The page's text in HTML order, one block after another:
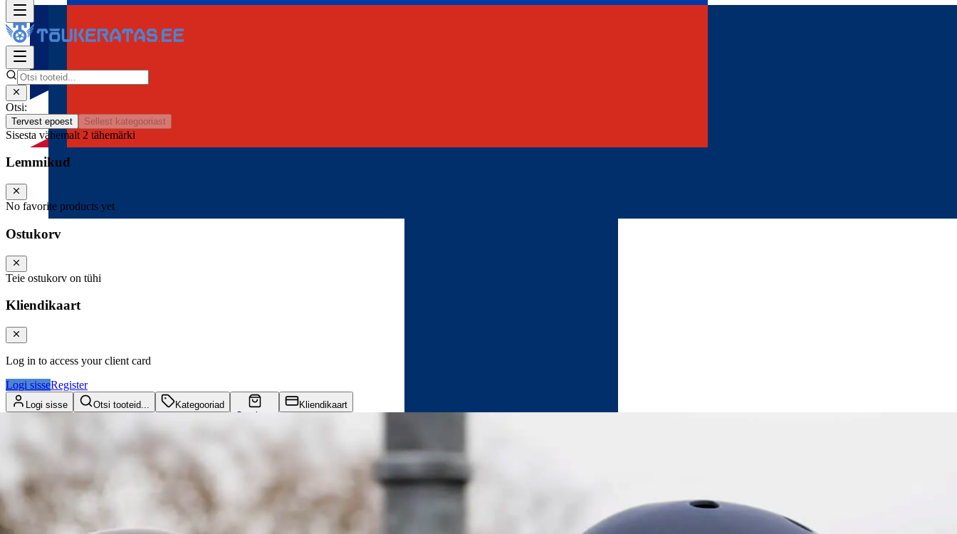
Otsi:
Tervest epoest Sellest kategooriast
Sisesta vähemalt 2 tähemärki
Lemmikud
No favorite products yet
Ostukorv
Teie ostukorv on tühi
Kliendikaart
Log in to access your client card
Logi sisseRegister
Logi sisse Otsi tooteid...
Kategooriad
Ostukorv
Kliendikaart